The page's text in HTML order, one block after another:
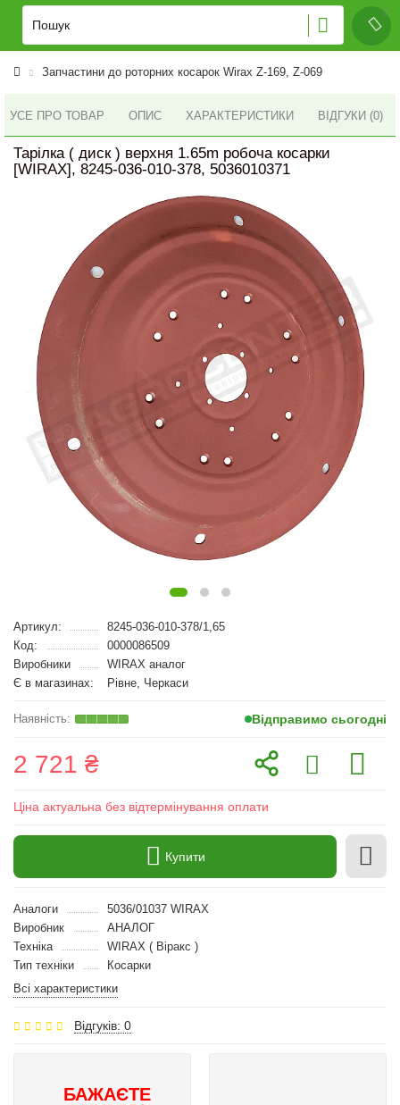
Запчастини до роторних косарок Wirax Z-169, Z-069
УСЕ ПРО ТОВАР ОПИС ХАРАКТЕРИСТИКИ ВІДГУКИ (0)
Тарілка ( диск ) верхня 1.65m робоча косарки
[WIRAX], 8245-036-010-378, 5036010371
Артикул:
8245-036-010-378/1,65
Код:
0000086509
Виробники
WIRAX аналог
Є в магазинах:
Рівне, Черкаси
Відправимо сьогодні
2 721 ₴
Ціна актуальна без відтермінування оплати
Купити
Аналоги
5036/01037 WIRAX
Виробник
АНАЛОГ
Техніка
WIRAX ( Віракс )
Тип техніки
Косарки
Всі характеристики
Відгуків: 0
БАЖАЄТЕ